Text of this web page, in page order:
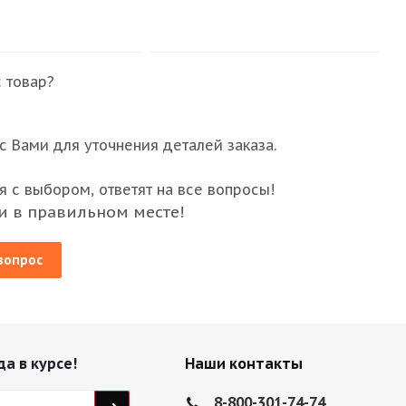
для уточнения деталей заказа.
с выбором, ответят на все вопросы!
в правильном месте!
в курсе! Наши контакты
8-800-301-74-74